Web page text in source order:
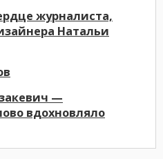
журналиста,
Натальи
—
вдохновляло